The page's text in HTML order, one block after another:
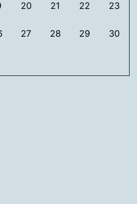
20 21 22 23
27 28 29 30